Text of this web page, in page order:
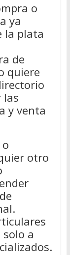
o
ya
la plata
de
quiere
las
y venta
o
otro
a